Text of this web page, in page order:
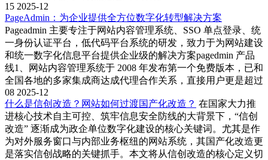
15 2025-12
PageAdmin：为企业提供全方位数字化转型解决方案
Pageadmin 主要专注于网站内容管理系统、SSO 单点登录、统
一身份认证平台，低代码平台系统的研发，致力于为网站建设
和统一数字化信息平台提供企业级的解决方案pagedmin 产品
线1、网站内容管理系统于 2008 年发布第一个免费版本，已和
全国各地的多家集成商达成代理合作关系，直接用户更是超过
08 2025-12
什么是信创改造？网站如何过渡国产化改造？ 在国家大力推
进核心技术自主可控、筑牢信息安全防线的大背景下，“信创
改造” 逐渐成为政企单位数字化建设的核心关键词。尤其是作
为对外服务窗口与内部业务枢纽的网站系统，其国产化改造更
是落实信创战略的关键抓手。本文将从信创改造的核心定义切